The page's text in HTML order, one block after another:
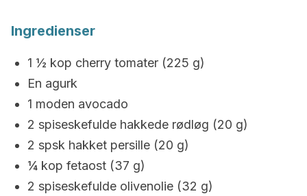
Ingredienser
1 ½ kop cherry tomater (225 g)
En agurk
1 moden avocado
2 spiseskefulde hakkede rødløg (20 g)
2 spsk hakket persille (20 g)
¼ kop fetaost (37 g)
2 spiseskefulde olivenolie (32 g)